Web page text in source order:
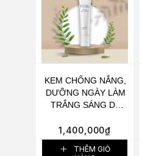
KEM CHỐNG NẮNG,
DƯỠNG NGÀY LÀM
TRẮNG SÁNG DA
WHITE DAY
SOLUTION EX
SPF50+/PA+++ 40G
1,400,000₫
THÊM GIỎ